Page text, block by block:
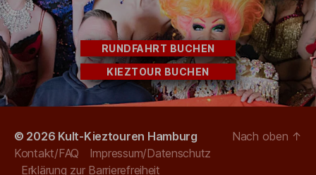
RUNDFAHRT BUCHEN
KIEZTOUR BUCHEN
© 2026 Kult-Kieztouren Hamburg
Kontakt/FAQ
Impressum/Datenschutz
Erklärung zur Barrierefreiheit
Nach oben ↑